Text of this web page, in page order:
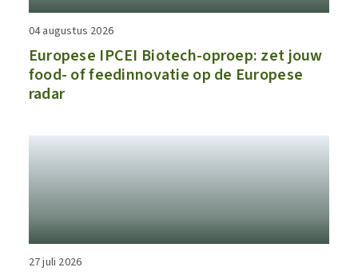
04 augustus 2026
​​Europese IPCEI Biotech-oproep: zet jouw
food- of feedinnovatie op de Europese
radar​
27 juli 2026